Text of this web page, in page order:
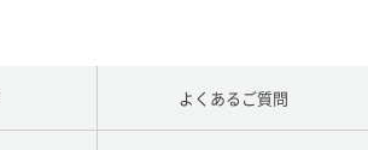
よくあるご質問